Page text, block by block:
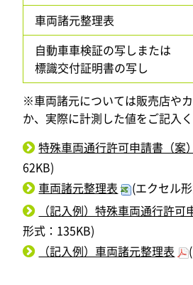
車両諸元整理表
自動車車検証の写しまたは
標識交付証明書の写し
※車両諸元については販売店や
か、実際に計測した値をご記入く
特殊車両通行許可申請書（案）
62KB)
車両諸元整理表
(エクセル
（記入例）特殊車両通行許可
形式：135KB)
（記入例）車両諸元整理表